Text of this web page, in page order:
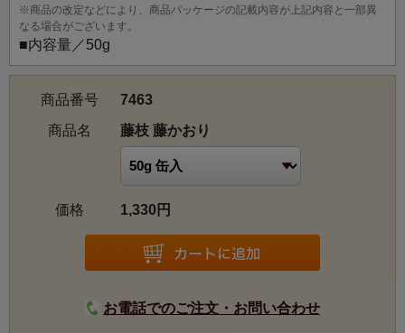
※商品の改定などにより、商品パッケージの記載内容が上記内容と一部異
なる場合がございます。
■内容量／50g
商品番号
7463
商品名
藤枝 藤かおり
価格 1,330円
お電話でのご注文・お問い合わせ